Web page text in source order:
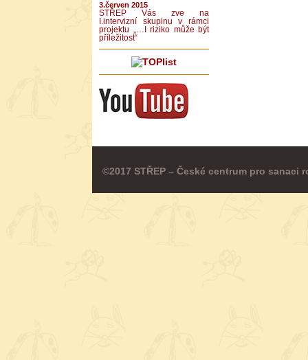
3.červen 2015
STŘEP Vás zve na
I.intervizní skupinu v rámci
projektu „…I riziko může být
příležitost“
©2017 STŘEP – České centrum pro sanaci